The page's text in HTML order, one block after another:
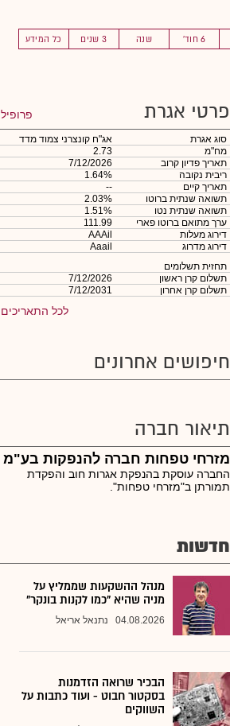
6 חוד' שנה 3 שנים כל המידע
פרטי אגרת פרופיל
סוג אגרת
אג"ח קונצרני צמוד מדד
מח"מ
2.73
תאריך פדיון קרוב
7/12/2026
ריבית נקובה
1.64%
תאריך קיים
--
תשואה שנתית ברוטו
2.03%
תשואה שנתית נטו
1.51%
ערך מתואם ברוטו פארי
111.99
דירוג מעלות
AAAil
דירוג מדרוג
Aaail
תחזית תשלומים
תשלום קרן ראשון
7/12/2026
תשלום קרן אחרון
7/12/2031
לכל התאריכים
חיפושים אחרונים
תיאור חברה
מזרחי טפחות חברה להנפקות בע"מ
החברה עוסקת בהנפקת אגרות חוב והפקדת
תמורתן ב"מזרחי טפחות".
חדשות
מנהל ההשקעות שממליץ על
מניה שהיא "כמו לקנות בונקר"
04.08.2026 נתנאל אריאל
הבכיר שרואה הזדמנות
בסקטור חבוט - ועוד כתבות על
השווקים